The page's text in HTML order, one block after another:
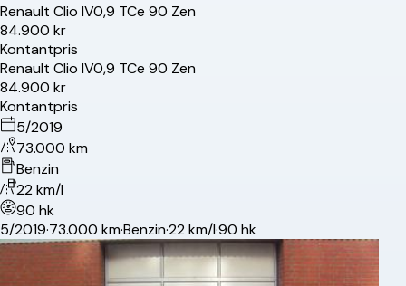
Renault Clio IV0,9 TCe 90 Zen
84.900 kr
Kontantpris
Renault Clio IV0,9 TCe 90 Zen
84.900 kr
Kontantpris
5/2019
73.000 km
Benzin
22 km/l
90 hk
5/2019·73.000 km·Benzin·22 km/l·90 hk